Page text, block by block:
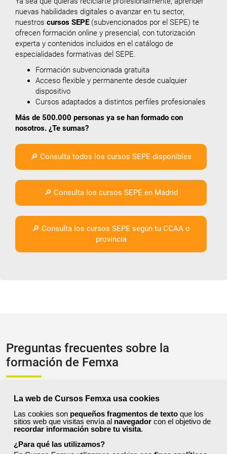
La web de Cursos Femxa usa cookies
Las cookies son pequeños fragmentos de texto que los
sitios web que visitas envía al navegador con el objetivo de
recordar información sobre tu visita.
¿Para qué las utilizamos?
nuevas habilidades digitales o avanzar en tu sector,
nuestros cursos SEPE (subvencionados por el SEPE) te
ofrecen formación online y presencial, con tutorización
experta y contenidos incluidos en el catálogo de
especialidades formativas del SEPE.
Formación subvencionada gratuita
Acceso flexible y permanente desde cualquier
dispositivo
Cursos adaptados a distintos perfiles profesionales
Más de 500.000 personas ya se han formado con
nosotros. ¿Te sumas?
🔎 Consulta todos los cursos SEPE disponibles
🔎 Consulta los cursos SEPE en Madrid
🔎 Consulta los cursos SEPE según tu CCAA o
provincia
Preguntas frecuentes sobre la
formación de Femxa
formación, metodología, equipo docente y ventajas para el
alumnado.
¿Qué nos hace diferentes de la competencia?